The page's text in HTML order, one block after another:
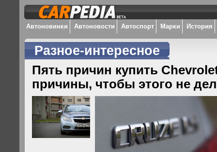
Автоновинки Автоновости Автоспорт Марки История
Разное-интересное
Пять причин купить
причины, чтобы этого не